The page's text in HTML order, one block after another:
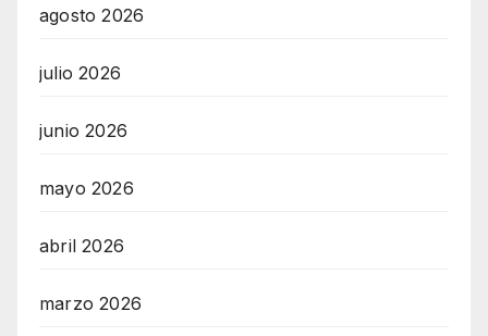
agosto 2026
julio 2026
junio 2026
mayo 2026
abril 2026
marzo 2026